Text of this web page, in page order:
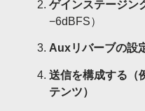
ゲインステージン
−6dBFS）
Auxリバーブの設
送信を構成する（
テンツ）